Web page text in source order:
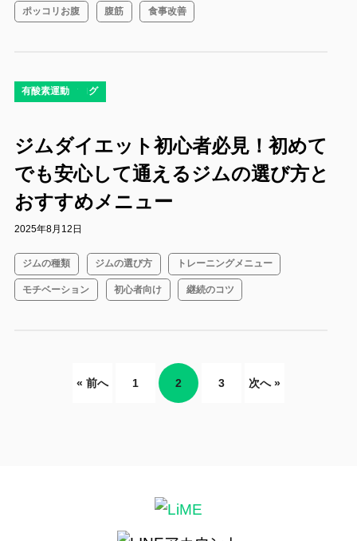
ポッコリお腹 腹筋 食事改善
コラム
ダイエット
ダイエットブログ
ボディメイク
有酸素運動
ジムダイエット初心者必見！初めて
でも安心して通えるジムの選び方と
おすすめメニュー
2025年8月12日
ジムの種類 ジムの選び方 トレーニングメニュー
モチベーション 初心者向け 継続のコツ
« 前へ 1 2 3 次へ »